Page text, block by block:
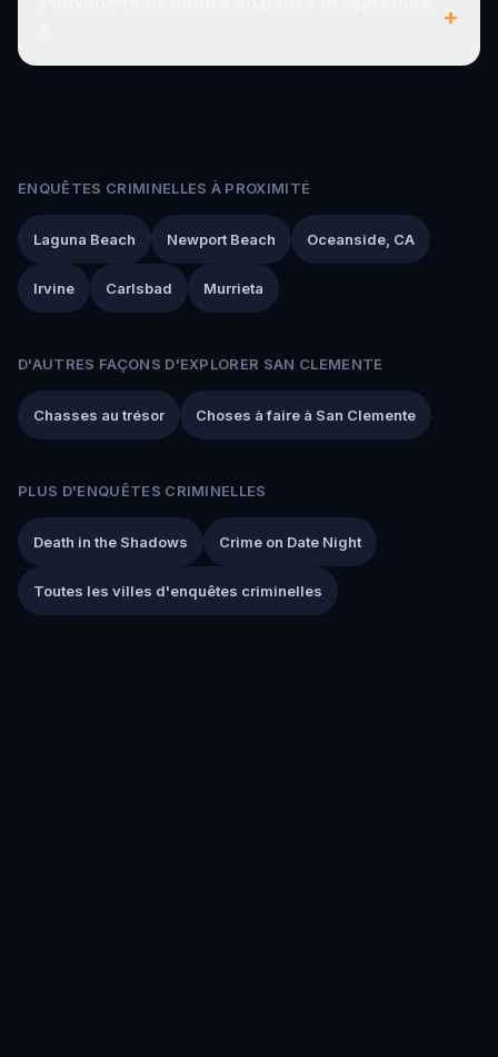
+
ENQUÊTES CRIMINELLES À PROXIMITÉ
Laguna Beach Newport Beach Oceanside, CA
Irvine Carlsbad Murrieta
D'AUTRES FAÇONS D'EXPLORER SAN CLEMENTE
Chasses au trésor Choses à faire à San Clemente
PLUS D'ENQUÊTES CRIMINELLES
Death in the Shadows Crime on Date Night
Toutes les villes d'enquêtes criminelles